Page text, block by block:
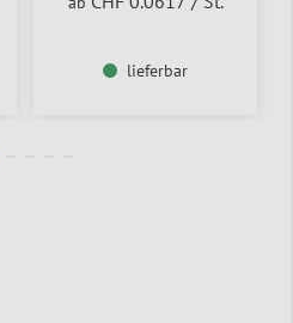
lieferbar